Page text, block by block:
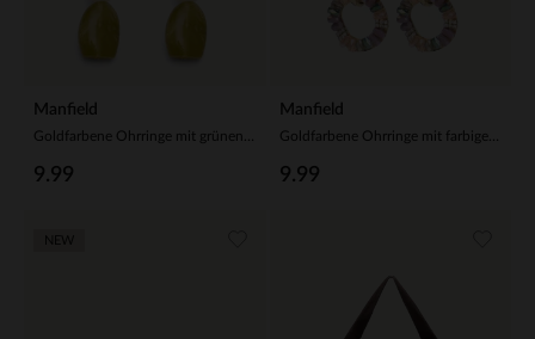
Manfield
Goldfarbene Ohrringe mit grünen Steinchen
9.99
Manfield
Goldfarbene Ohrringe mit farbigen Details
9.99